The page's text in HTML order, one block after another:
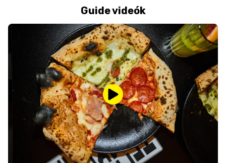
Guide videók